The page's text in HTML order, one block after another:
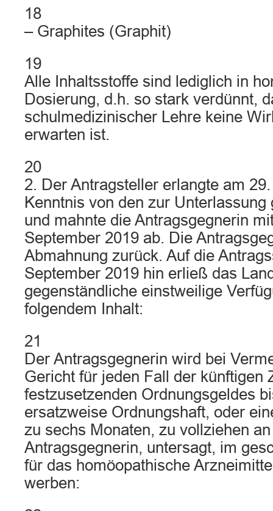
18
– Graphites (Graphit)
19
Alle Inhaltsstoffe sind lediglich in
Dosierung, d.h. so stark verdünnt,
schulmedizinischer Lehre keine
erwarten ist.
20
2. Der Antragsteller erlangte am
Kenntnis von den zur Unterlassung
und mahnte die Antragsgegnerin
September 2019 ab. Die
Abmahnung zurück. Auf die
September 2019 hin erließ das
gegenständliche einstweilige
folgendem Inhalt:
21
Der Antragsgegnerin wird bei
Gericht für jeden Fall der künftigen
festzusetzenden Ordnungsgeldes
ersatzweise Ordnungshaft, oder
zu sechs Monaten, zu vollziehen
Antragsgegnerin, untersagt, im
für das homöopathische
werben: